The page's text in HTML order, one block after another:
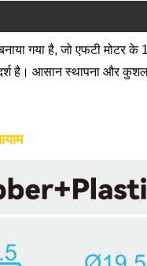
गया है, जो एफटी मोटर
है। आसान स्थापना और